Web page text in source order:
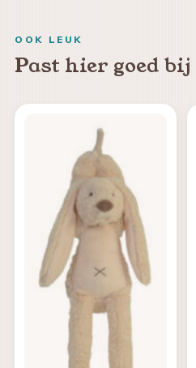
OOK LEUK
Past hier goed bij